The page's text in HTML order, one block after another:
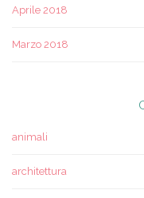
Aprile 2018
Marzo 2018
animali
architettura